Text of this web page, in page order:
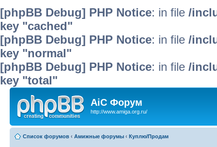
[phpBB Debug] PHP Notice: in file /
key "cached"
[phpBB Debug] PHP Notice: in file /
key "normal"
[phpBB Debug] PHP Notice: in file /
key "total"
AiC Форум
http://www.amiga.org.ru/
Список форумов ‹ Амижные форумы ‹ Куплю/Продам